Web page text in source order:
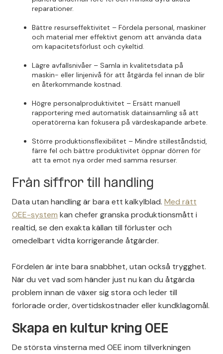
reparationer.
Bättre resurseffektivitet – Fördela personal, maskiner
och material mer effektivt genom att använda data
om kapacitetsförlust och cykeltid.
Lägre avfallsnivåer – Samla in kvalitetsdata på
maskin- eller linjenivå för att åtgärda fel innan de blir
en återkommande kostnad.
Högre personalproduktivitet – Ersätt manuell
rapportering med automatisk datainsamling så att
operatörerna kan fokusera på värdeskapande arbete.
Större produktionsflexibilitet – Mindre stilleståndstid,
färre fel och bättre produktivitet öppnar dörren för
att ta emot nya order med samma resurser.
Från siffror till handling
Data utan handling är bara ett kalkylblad. Med rätt
OEE-system kan chefer granska produktionsmått i
realtid, se den exakta källan till förluster och
omedelbart vidta korrigerande åtgärder.
Fördelen är inte bara snabbhet, utan också trygghet.
När du vet vad som händer just nu kan du åtgärda
problem innan de växer sig stora och leder till
förlorade order, övertidskostnader eller kundklagomål.
Skapa en kultur kring OEE
De största vinsterna med OEE inom tillverkningen